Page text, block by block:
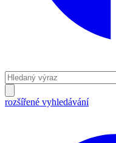
rozšířené vyhledávání